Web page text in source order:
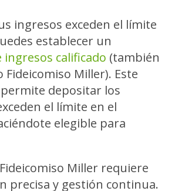
ingresos exceden el límite
establecer un
ingresos calificado (también
Fideicomiso Miller). Este
depositar los
el límite en el
elegible para
Miller requiere
precisa y gestión continua.